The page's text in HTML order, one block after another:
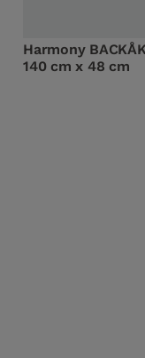
Harmony
140 cm x 48 cm